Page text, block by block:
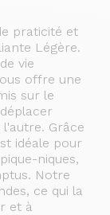
praticité et
Légère.
vie
offre une
sur le
Grâce
idéale pour
niques,
Notre
ce qui la
et à